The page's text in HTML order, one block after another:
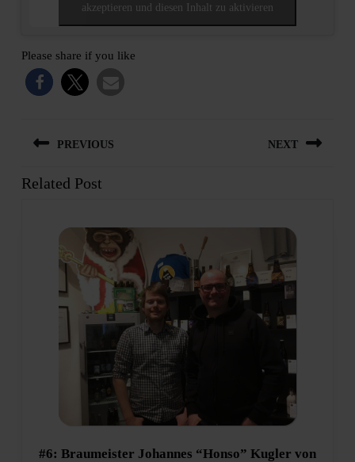
akzeptieren und diesen Inhalt zu aktivieren
Please share if you like
PREVIOUS
Previous
NEXT
Related Post
#6: Braumeister Johannes “Honso” Kugler von